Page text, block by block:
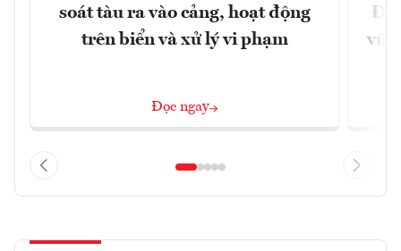
soát tàu ra vào cảng, hoạt động
trên biển và xử lý vi phạm
Đọc ngay